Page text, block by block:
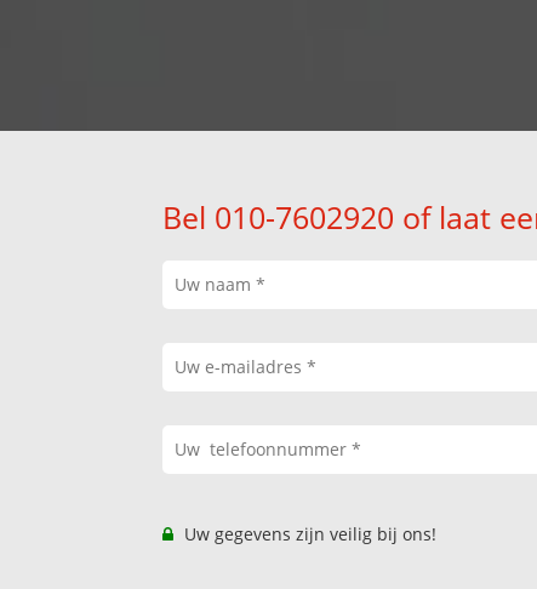
Bel 010-7602920 of laat
Uw gegevens zijn veilig bij ons!